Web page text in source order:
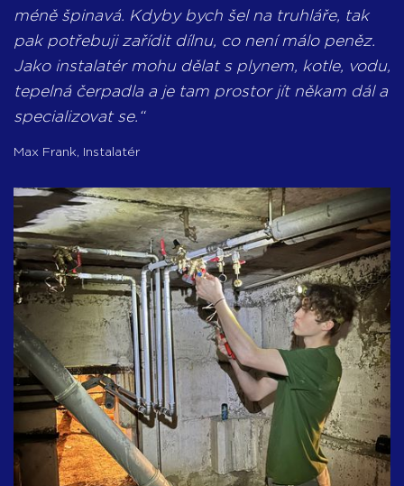
méně špinavá. Kdyby bych šel na truhláře, tak
pak potřebuji zařídit dílnu, co není málo peněz.
Jako instalatér mohu dělat s plynem, kotle, vodu,
tepelná čerpadla a je tam prostor jít někam dál a
specializovat se.
Max Frank, Instalatér